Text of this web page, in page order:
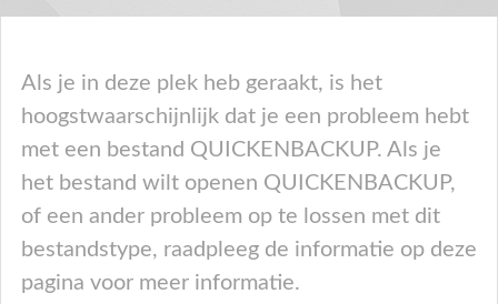
Als je in deze plek heb geraakt, is het
hoogstwaarschijnlijk dat je een probleem hebt
met een bestand QUICKENBACKUP. Als je
het bestand wilt openen QUICKENBACKUP,
of een ander probleem op te lossen met dit
bestandstype, raadpleeg de informatie op deze
pagina voor meer informatie.